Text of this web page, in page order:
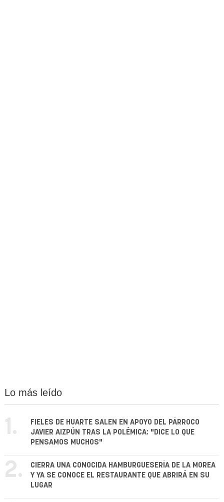
Lo más leído
1.
FIELES DE HUARTE SALEN EN APOYO DEL PÁRROCO
JAVIER AIZPÚN TRAS LA POLÉMICA: "DICE LO QUE
PENSAMOS MUCHOS"
2.
CIERRA UNA CONOCIDA HAMBURGUESERÍA DE LA MOREA
Y YA SE CONOCE EL RESTAURANTE QUE ABRIRÁ EN SU
LUGAR